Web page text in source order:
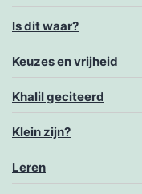
Is dit waar?
Keuzes en vrijheid
Khalil geciteerd
Klein zijn?
Leren